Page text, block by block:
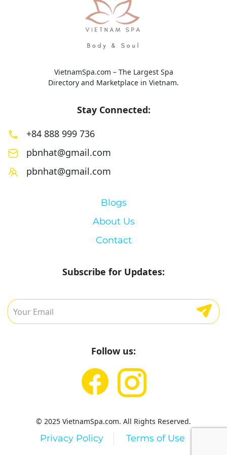
VietnamSpa.com – The Largest Spa
Directory and Marketplace in Vietnam.
Stay Connected:
+84 888 999 736
pbnhat@gmail.com
pbnhat@gmail.com
Blogs
About Us
Contact
Subscribe for Updates:
Follow us:
© 2025 VietnamSpa.com. All Rights Reserved.
Privacy Policy Terms of Use